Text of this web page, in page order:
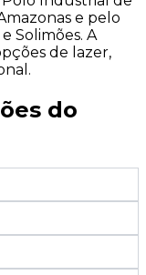
e pelo
Solimões. A
de lazer,
do